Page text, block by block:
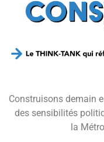
Construisons demain
des sensibilités
la